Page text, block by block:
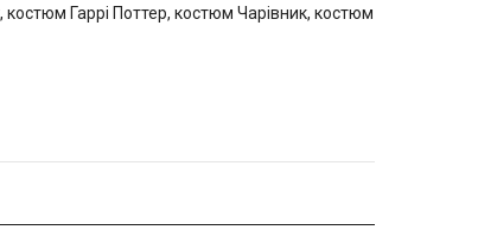
Гаррі Поттер, костюм Чарівник, костюм